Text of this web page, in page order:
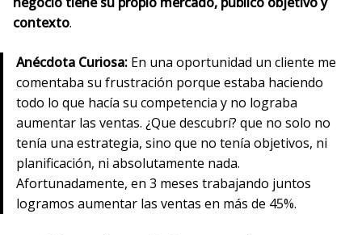
contexto.
Anécdota Curiosa: En una oportunidad un cliente me
comentaba su frustración porque estaba haciendo
todo lo que hacía su competencia y no lograba
aumentar las ventas. ¿Que descubrí? que no solo no
tenía una estrategia, sino que no tenía objetivos, ni
planificación, ni absolutamente nada.
Afortunadamente, en 3 meses trabajando juntos
logramos aumentar las ventas en más de 45%.